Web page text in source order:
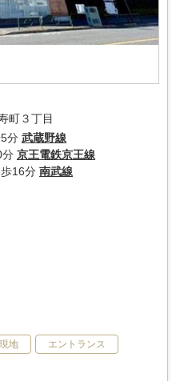
町３丁目
分 武蔵野線
分 京王電鉄京王線
16分 南武線
地 エントランス